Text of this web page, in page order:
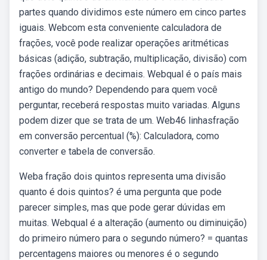
partes quando dividimos este número em cinco partes
iguais. Webcom esta conveniente calculadora de
frações, você pode realizar operações aritméticas
básicas (adição, subtração, multiplicação, divisão) com
frações ordinárias e decimais. Webqual é o país mais
antigo do mundo? Dependendo para quem você
perguntar, receberá respostas muito variadas. Alguns
podem dizer que se trata de um. Web46 linhasfração
em conversão percentual (%): Calculadora, como
converter e tabela de conversão.
Weba fração dois quintos representa uma divisão
quanto é dois quintos? é uma pergunta que pode
parecer simples, mas que pode gerar dúvidas em
muitas. Webqual é a alteração (aumento ou diminuição)
do primeiro número para o segundo número? = quantas
percentagens maiores ou menores é o segundo